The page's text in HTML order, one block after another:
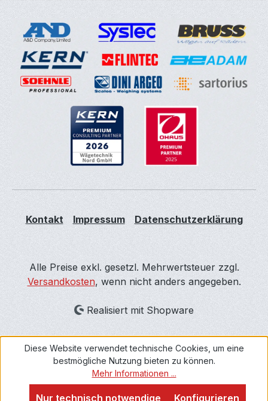
Kontakt Impressum Datenschutzerklärung
Alle Preise exkl. gesetzl. Mehrwertsteuer zzgl.
Versandkosten, wenn nicht anders angegeben.
Realisiert mit Shopware
Diese Website verwendet technische Cookies, um eine
bestmögliche Nutzung bieten zu können.
Mehr Informationen ...
Nur technisch notwendige Konfigurieren